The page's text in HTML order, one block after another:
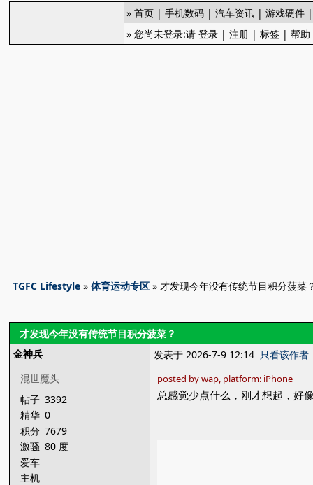
»首页 |手机数码 |汽车资讯 |游戏硬件
» 您尚未登录:请登录 |注册 |标签 |帮助
TGFC Lifestyle »体育运动专区 » 才发现今年没有传统节目积分菠菜
才发现今年没有传统节目积分菠菜？
金神兵
混世魔头
帖子 3392
精华 0
积分 7679
激骚 80 度
爱车
主机
发表于 2026-7-9 12:14 只看该作者
posted by wap, platform: iPhone
总感觉少点什么，刚才想起，好